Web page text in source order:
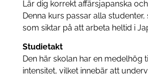
Lär dig korrekt affärsjapanska
Denna kurs passar alla studenter,
som siktar på att arbeta heltid i
Studietakt
Den här skolan har en medelhög
intensitet, vilket innebär att